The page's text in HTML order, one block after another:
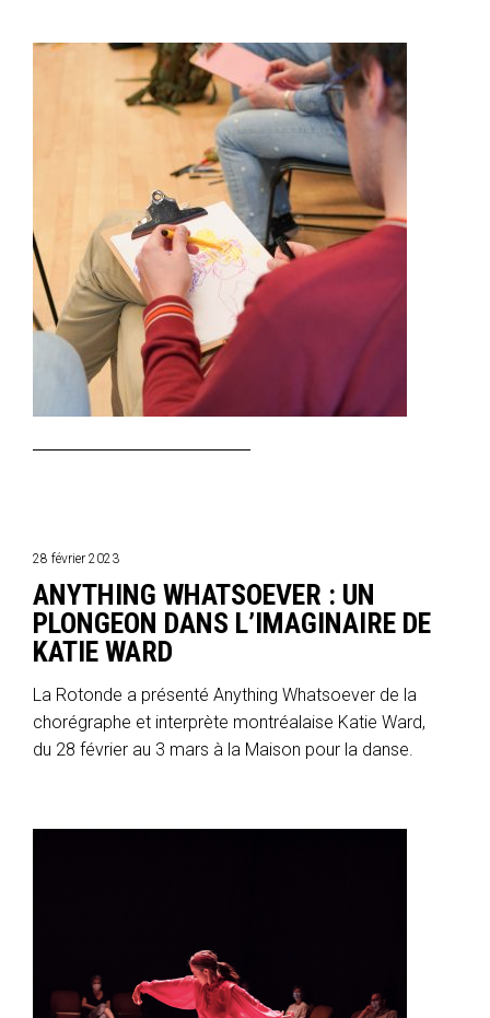
28 février 2023
ANYTHING WHATSOEVER : UN
PLONGEON DANS L’IMAGINAIRE DE
KATIE WARD
La Rotonde a présenté Anything Whatsoever de la
chorégraphe et interprète montréalaise Katie Ward,
du 28 février au 3 mars à la Maison pour la danse.